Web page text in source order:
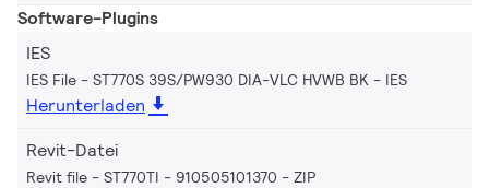
Software-Plugins
IES
IES File - ST770S 39S/PW930 DIA-VLC HVWB BK IES
Herunterladen
Revit-Datei
Revit file - ST770TI - 910505101370 ZIP